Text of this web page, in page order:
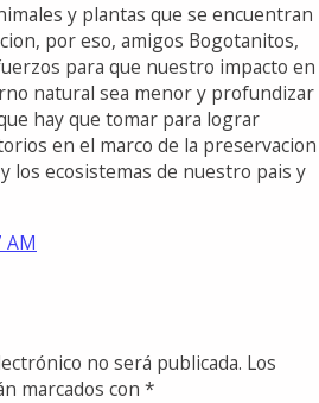
y plantas que se encuentran
por eso, amigos Bogotanitos,
para que nuestro impacto en
natural sea menor y profundizar
hay que tomar para lograr
en el marco de la preservacion
los ecosistemas de nuestro pais y
AM
no será publicada. Los
marcados con *